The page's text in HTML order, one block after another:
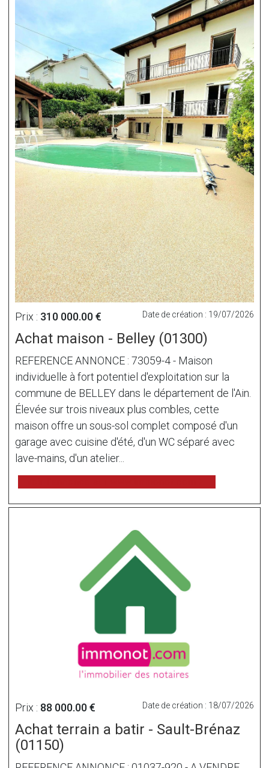
Prix : 310 000.00 € Date de création : 19/07/2026
Achat maison - Belley (01300)
REFERENCE ANNONCE : 73059-4 - Maison
individuelle à fort potentiel d'exploitation sur la
commune de BELLEY dans le département de l'Ain.
Élevée sur trois niveaux plus combles, cette
maison offre un sous-sol complet composé d'un
garage avec cuisine d'été, d'un WC séparé avec
lave-mains, d'un atelier...
Prix : 88 000.00 € Date de création : 18/07/2026
Achat terrain a batir - Sault-Brénaz
(01150)